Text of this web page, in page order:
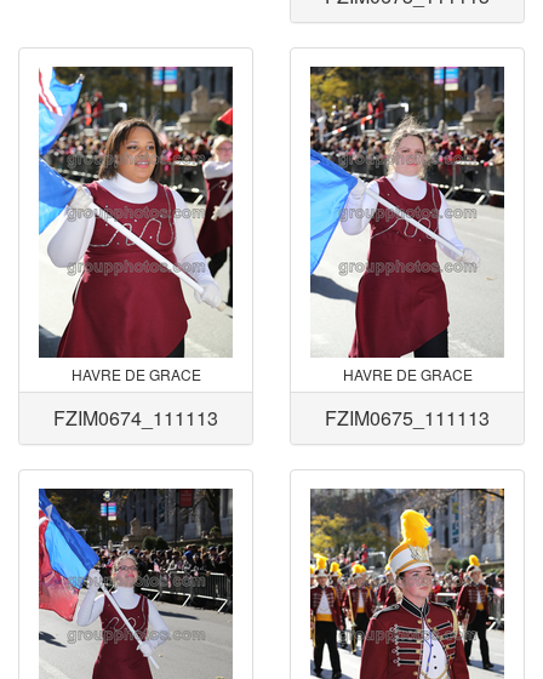
HAVRE DE GRACE
FZIM0674_111113
HAVRE DE GRACE
FZIM0675_111113